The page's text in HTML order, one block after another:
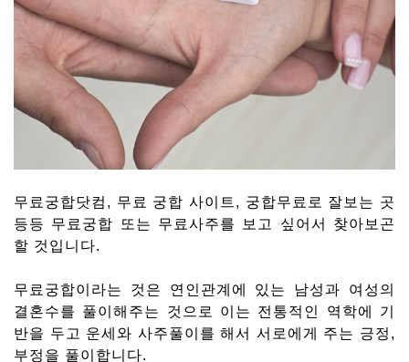
무료궁합닷컴, 무료 궁합 사이트, 궁합무료로 잘보는 곳
등등 무료궁합 또는 무료사주를 보고 싶어서 찾아보곤
할 것입니다.
무료궁합이라는 것은 연인관계에 있는 남성과 여성의
결혼수를 풀이해주는 것으로 이는 전통적인 역학에 기
반을 두고 운세와 사주풀이를 해서 서로에게 주는 긍정,
부정을 풀이합니다.